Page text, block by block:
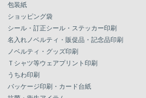
包装紙
ショッピング袋
シール・訂正シール・ステッカー印刷
名入れノベルティ・販促品・記念品印刷
ノベルティ・グッズ印刷
Ｔシャツ等ウェアプリント印刷
うちわ印刷
パッケージ印刷・カード台紙